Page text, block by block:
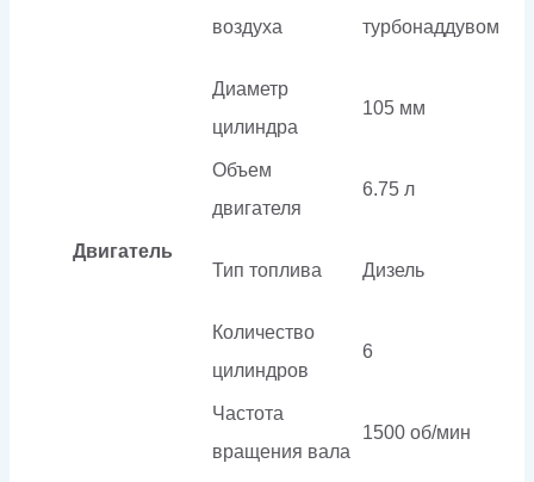
Двигатель
воздуха
турбонаддувом
Диаметр
цилиндра
105 мм
Объем
двигателя
6.75 л
Тип топлива Дизель
Количество
цилиндров
6
Частота
вращения вала
1500 об/мин